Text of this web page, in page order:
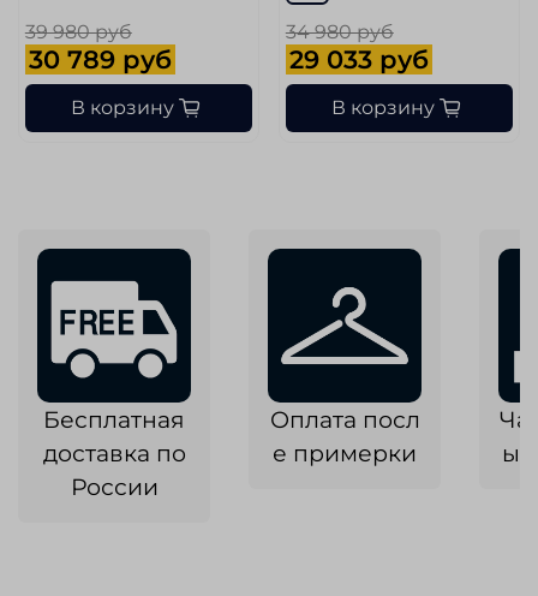
39 980 руб
30 789 руб
В корзину
34 980 руб
29 033 руб
В корзину
Бесплатная
доставка по
России
Оплата посл
е примерки